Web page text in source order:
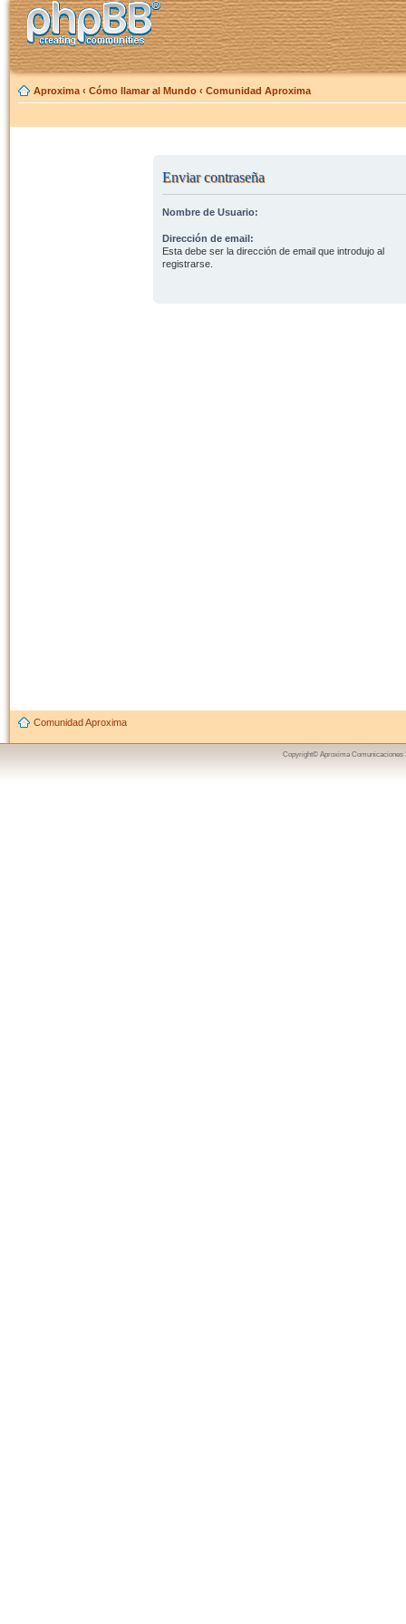
Aproxima ‹ Cómo llamar al Mundo ‹ Comunidad Aproxima
Enviar contraseña
Nombre de Usuario:
Dirección de email:
Esta debe ser la dirección de email que introdujo al
registrarse.
Comunidad Aproxima
Copyright© Aproxima Comunicaciones